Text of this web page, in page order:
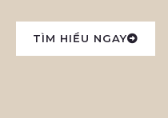
TÌM HIỂU NGAY